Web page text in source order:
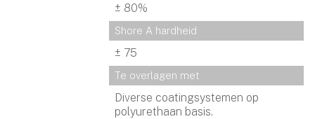
± 80%
Shore A hardheid
± 75
Te overlagen met
Diverse coatingsystemen op
polyurethaan basis.